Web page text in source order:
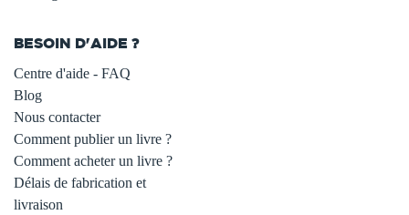
BESOIN D'AIDE ?
Centre d'aide - FAQ
Blog
Nous contacter
Comment publier un livre ?
Comment acheter un livre ?
Délais de fabrication et
livraison